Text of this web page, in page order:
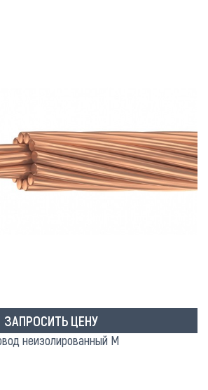
ЗАПРОСИТЬ ЦЕНУ
неизолированный М